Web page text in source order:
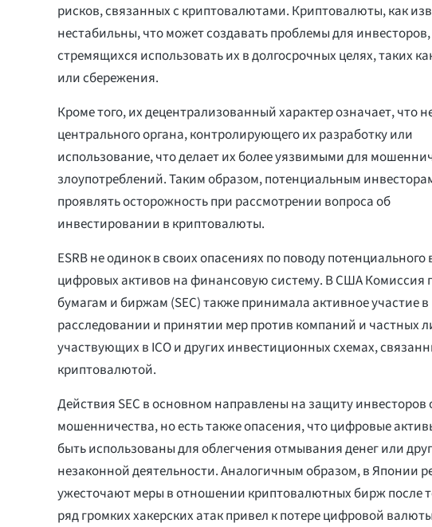
рисков, связанных с криптовалютами. Криптовалюты, как
нестабильны, что может создавать проблемы для инвесторов,
стремящихся использовать их в долгосрочных целях, таких
или сбережения.
Кроме того, их децентрализованный характер означает, что
центрального органа, контролирующего их разработку или
использование, что делает их более уязвимыми для
злоупотреблений. Таким образом, потенциальным
проявлять осторожность при рассмотрении вопроса об
инвестировании в криптовалюты.
ESRB не одинок в своих опасениях по поводу
цифровых активов на финансовую систему. В США Комиссия
бумагам и биржам (SEC) также принимала активное участие в
расследовании и принятии мер против компаний и частных
участвующих в ICO и других инвестиционных схемах,
криптовалютой.
Действия SEC в основном направлены на защиту инвесторов
мошенничества, но есть также опасения, что цифровые
быть использованы для облегчения отмывания денег или
незаконной деятельности. Аналогичным образом, в Японии
ужесточают меры в отношении криптовалютных бирж после
ряд громких хакерских атак привел к потере цифровой